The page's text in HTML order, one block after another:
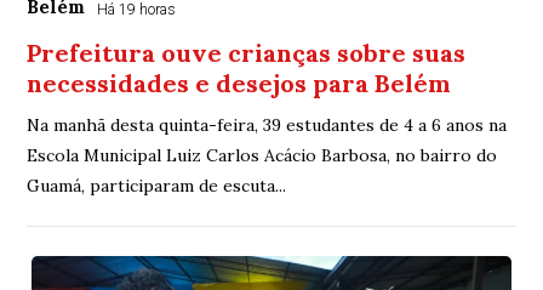
Belém Há 19 horas
Prefeitura ouve crianças sobre suas
necessidades e desejos para Belém
Na manhã desta quinta-feira, 39 estudantes de 4 a 6 anos na
Escola Municipal Luiz Carlos Acácio Barbosa, no bairro do
Guamá, participaram de escuta...